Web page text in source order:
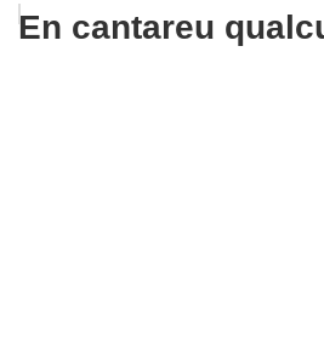
En cantareu